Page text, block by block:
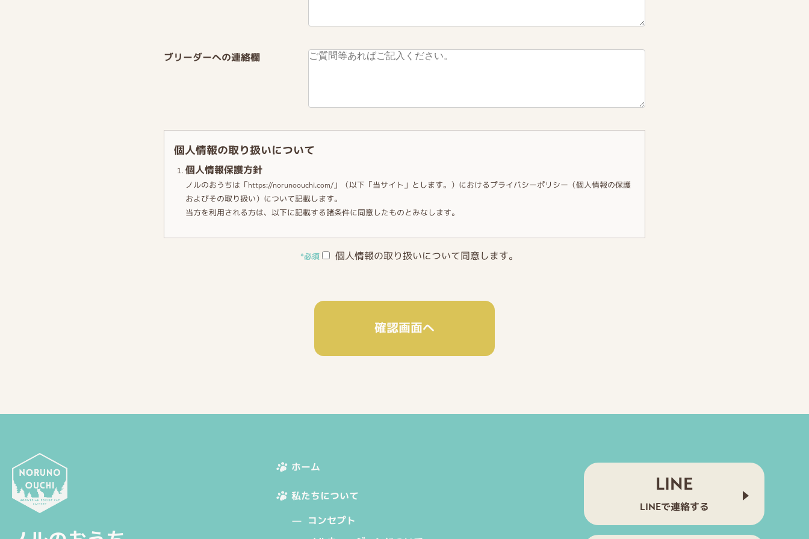
ブリーダーへの連絡欄
個人情報の取り扱いについて
個人情報保護方針
ノルのおうちは「https://norunoouchi.com/」（以下「当サイト」とします。）におけるプライバシーポリシー（個人情報の保護
およびその取り扱い）について記載します。
当方を利用される方は、以下に記載する諸条件に同意したものとみなします。
当方に関する事業活動において、公正かつ適切な方法で個人情報を取得し、以下の利用目的を達成するために必要な範囲内で利
お客様からのお問い合わせに対して回答を行うため
当方事業におけるサービスに関する情報をお知らせするため
当方事業におけるサービスに対するご意見・ご感想等のご提供をお願いするため
お客様からの個人情報のご提供
ご要望にお応えできない場合があります。
個人情報の適切な管理及びリスク対応
当方は、個人情報の取得から廃棄までの一連の管理を厳重に行い、個人情報の漏えい、滅失または毀損（不正アクセス、紛失、
破壊、改ざんを含む）等のリスクに対し、適切な予防対策を講じます。万一リスクが発生した場合は、迅速な状況把握に努め、
*必須 個人情報の取り扱いについて同意します。
ホーム
私たちについて
コンセプト
LINE
LINEで連絡する